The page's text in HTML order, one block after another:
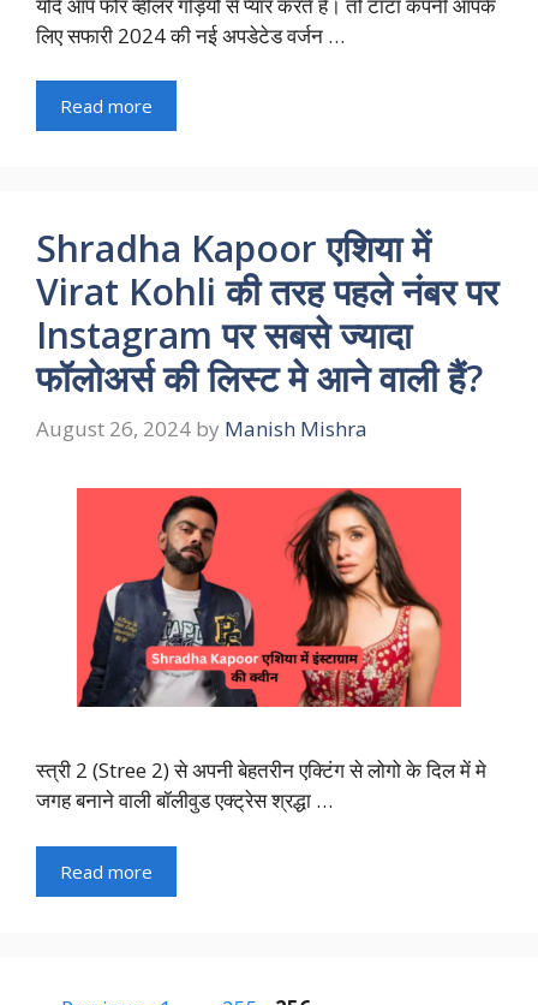
लिए सफारी 2024 की नई अपडेटेड वर्जन …
Read more
Shradha Kapoor एशिया में
Virat Kohli की तरह पहले नंबर पर
Instagram पर सबसे ज्यादा
फॉलोअर्स की लिस्ट मे आने वाली हैं?
August 26, 2024 by Manish Mishra
स्त्री 2 (Stree 2) से अपनी बेहतरीन एक्टिंग से लोगो के दिल में मे
जगह बनाने वाली बॉलीवुड एक्ट्रेस श्रद्धा …
Read more